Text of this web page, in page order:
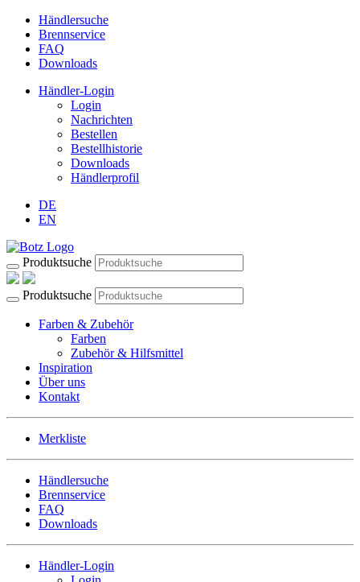
Händlersuche
Brennservice
FAQ
Downloads
Händler-Login
Login
Nachrichten
Bestellen
Bestellhistorie
Downloads
Händlerprofil
DE
EN
Produktsuche
Produktsuche
Farben & Zubehör
Farben
Zubehör & Hilfsmittel
Inspiration
Über uns
Kontakt
Merkliste
Händlersuche
Brennservice
FAQ
Downloads
Händler-Login